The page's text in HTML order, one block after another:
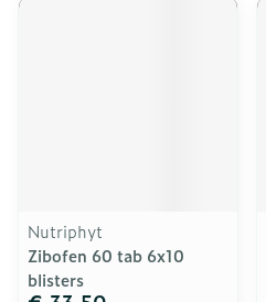
Nutriphyt
Zibofen 60 tab 6x10
blisters